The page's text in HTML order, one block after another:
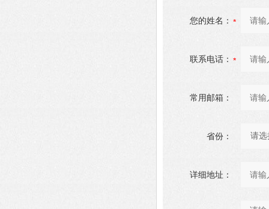
您的姓名：
联系电话：
常用邮箱：
省份：
详细地址：